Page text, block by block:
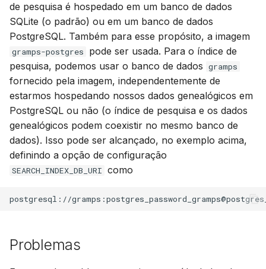
de pesquisa é hospedado em um banco de dados
SQLite (o padrão) ou em um banco de dados
PostgreSQL. Também para esse propósito, a imagem
gramps-postgres
pode ser usada. Para o índice de
pesquisa, podemos usar o banco de dados gramps
fornecido pela imagem, independentemente de
estarmos hospedando nossos dados genealógicos em
PostgreSQL ou não (o índice de pesquisa e os dados
genealógicos podem coexistir no mesmo banco de
dados). Isso pode ser alcançado, no exemplo acima,
definindo a opção de configuração
SEARCH_INDEX_DB_URI como
Problemas